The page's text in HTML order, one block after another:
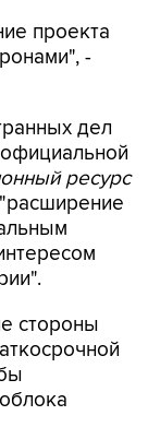
проекта
-
дел
ресурс
стороны